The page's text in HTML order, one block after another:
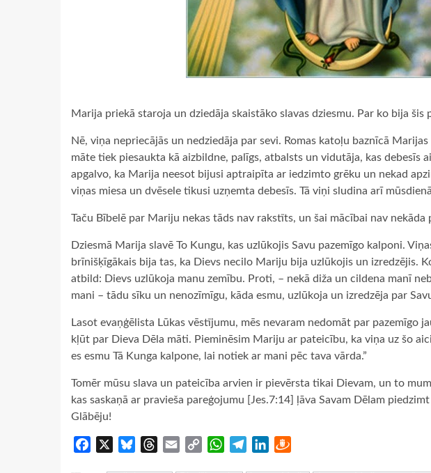
Marija priekā staroja un dziedāja skaistāko slavas dziesmu. Par ko bija šis
Nē, viņa nepriecājās un nedziedāja par sevi. Romas katoļu baznīcā
māte tiek piesaukta kā aizbildne, palīgs, atbalsts un vidutāja, kas debesīs
apgalvo, ka Marija neesot bijusi aptraipīta ar iedzimto grēku un nekad
viņas miesa un dvēsele tikusi uzņemta debesīs. Tā viņi sludina arī
Taču Bībelē par Mariju nekas tāds nav rakstīts, un šai mācībai nav nekāda
Dziesmā Marija slavē To Kungu, kas uzlūkojis Savu pazemīgo kalponi.
brīnišķīgākais bija tas, ka Dievs necilo Mariju bija uzlūkojis un izredzējis.
atbild: Dievs uzlūkoja manu zemību. Proti, – nekā diža un cildena manī
mani – tādu sīku un nenozīmīgu, kāda esmu, uzlūkoja un izredzēja par
Lasot evaņģēlista Lūkas vēstījumu, mēs nevaram nedomāt par pazemīgo
kļūt par Dieva Dēla māti. Pieminēsim Mariju ar pateicību, ka viņa uz šo
es esmu Tā Kunga kalpone, lai notiek ar mani pēc tava vārda.”
Tomēr mūsu slava un pateicība arvien ir pievērsta tikai Dievam, un to
kas saskaņā ar pravieša pareģojumu [Jes.7:14] ļāva Savam Dēlam
Glābēju!
Facebook BlueskyThreads
Email
Copy
WhatsApp
TelegramLinkedIn